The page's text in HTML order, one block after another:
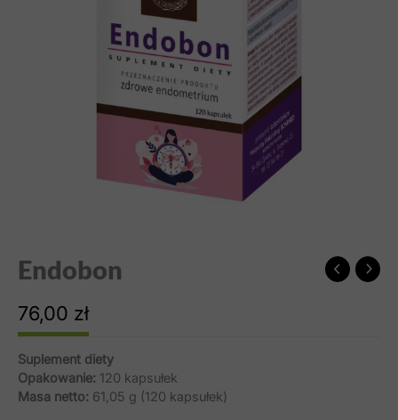
Endobon
76,00 zł
Suplement diety
Opakowanie: 120 kapsułek
Masa netto: 61,05 g (120 kapsułek)